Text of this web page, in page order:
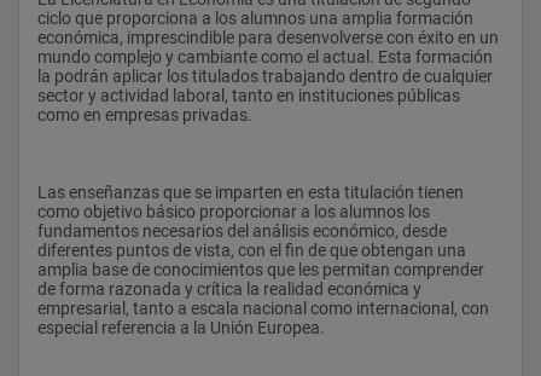
ciclo que proporciona a los alumnos una amplia formación
económica, imprescindible para desenvolverse con éxito en un
mundo complejo y cambiante como el actual. Esta formación
la podrán aplicar los titulados trabajando dentro de cualquier
sector y actividad laboral, tanto en instituciones públicas
como en empresas privadas.
Las enseñanzas que se imparten en esta titulación tienen
como objetivo básico proporcionar a los alumnos los
fundamentos necesarios del análisis económico, desde
diferentes puntos de vista, con el fin de que obtengan una
amplia base de conocimientos que les permitan comprender
de forma razonada y crítica la realidad económica y
empresarial, tanto a escala nacional como internacional, con
especial referencia a la Unión Europea.